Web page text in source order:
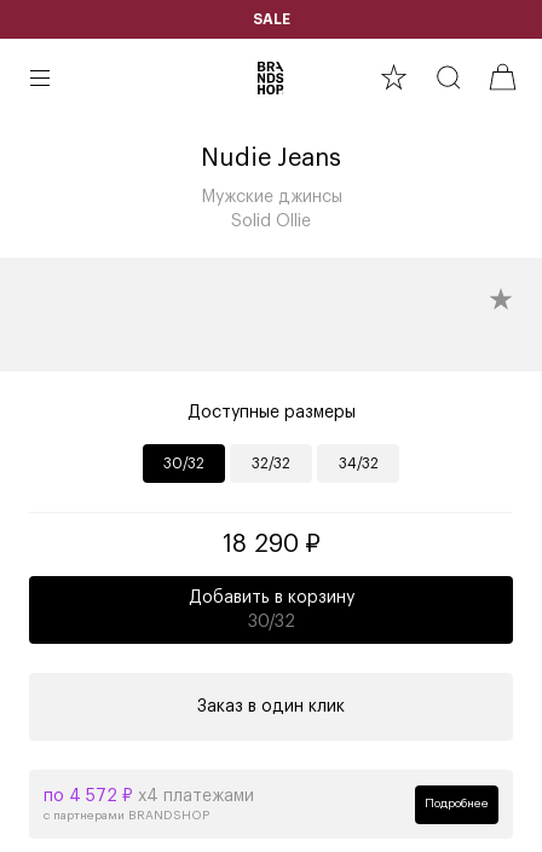
SALE
Nudie Jeans
Мужские джинсы
Solid Ollie
Доступные размеры
30/32 32/32 34/32
18 290 ₽
Добавить в корзину
30/32
Заказ в один клик
по 4 572 ₽ х4 платежами
с партнерами BRANDSHOP
Подробнее